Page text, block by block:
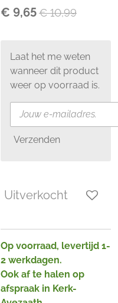
€ 9,65€ 10,99
Laat het me weten
wanneer dit product
weer op voorraad is.
Verzenden
Uitverkocht
Op voorraad, levertijd 1-
2 werkdagen.
Ook af te halen op
afspraak in Kerk-